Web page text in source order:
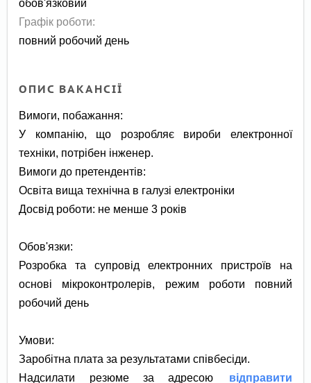
обов'язковий
Графік роботи:
повний робочий день
ОПИС ВАКАНСІЇ
Вимоги, побажання:
У компанію, що розробляє вироби електронної
техніки, потрібен інженер.
Вимоги до претендентів:
Освіта вища технічна в галузі електроніки
Досвід роботи: не менше 3 років
Обов'язки:
Розробка та супровід електронних пристроїв на
основі мікроконтролерів, режим роботи повний
робочий день
Умови:
Заробітна плата за результатами співбесіди.
Надсилати резюме за адресою
відправити